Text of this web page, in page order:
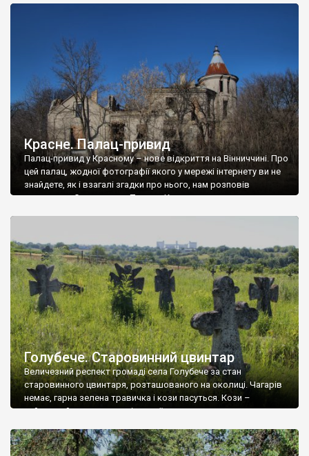
Красне. Палац-привид
Палац-привид у Красному – нове відкриття на Вінниччині. Про
цей палац, жодної фотографії якого у мережі інтернету ви не
знайдете, як і взагалі згадки про нього, нам розповів
мешканець Самгородка. Палац у Красному вразив не лише
Голубече. Старовинний цвинтар
Величезний респект громаді села Голубече за стан
старовинного цвинтаря, розташованого на околиці. Чагарів
немає, гарна зелена травичка і кози пасуться. Кози –
найкращий регулятор шкідливої, для старих кладовищ,
бруньками, кози ті бруньки обгризають, бо то улюблений
делікатес. На цвинтарі у Голубечому ціла колекція